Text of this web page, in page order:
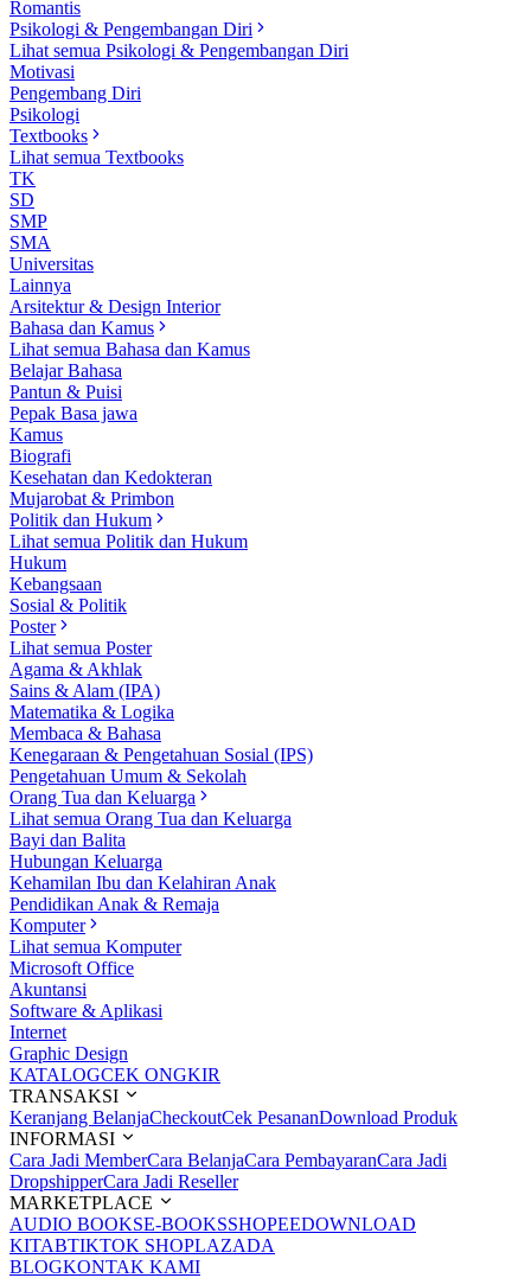
Romantis
Psikologi & Pengembangan Diri
Lihat semua Psikologi & Pengembangan Diri
Motivasi
Pengembang Diri
Psikologi
Textbooks
Lihat semua Textbooks
TK
SD
SMP
SMA
Universitas
Lainnya
Arsitektur & Design Interior
Bahasa dan Kamus
Lihat semua Bahasa dan Kamus
Belajar Bahasa
Pantun & Puisi
Pepak Basa jawa
Kamus
Biografi
Kesehatan dan Kedokteran
Mujarobat & Primbon
Politik dan Hukum
Lihat semua Politik dan Hukum
Hukum
Kebangsaan
Sosial & Politik
Poster
Lihat semua Poster
Agama & Akhlak
Sains & Alam (IPA)
Matematika & Logika
Membaca & Bahasa
Kenegaraan & Pengetahuan Sosial (IPS)
Pengetahuan Umum & Sekolah
Orang Tua dan Keluarga
Lihat semua Orang Tua dan Keluarga
Bayi dan Balita
Hubungan Keluarga
Kehamilan Ibu dan Kelahiran Anak
Pendidikan Anak & Remaja
Komputer
Lihat semua Komputer
Microsoft Office
Akuntansi
Software & Aplikasi
Internet
Graphic Design
KATALOGCEK ONGKIR
TRANSAKSI
Keranjang BelanjaCheckoutCek PesananDownload Produk
INFORMASI
Cara Jadi MemberCara BelanjaCara PembayaranCara Jadi
DropshipperCara Jadi Reseller
MARKETPLACE
AUDIO BOOKSE-BOOKSSHOPEEDOWNLOAD
KITABTIKTOK SHOPLAZADA
BLOGKONTAK KAMI